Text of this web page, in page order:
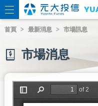
首頁 最新消息 市場訊息
市場消息